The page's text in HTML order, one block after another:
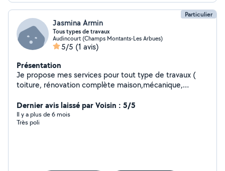
Particulier
Jasmina Armin
Tous types de travaux
Audincourt (Champs Montants-Les Arbues)
5/5 (1 avis)
Présentation
Je propose mes services pour tout type de travaux (
toiture, rénovation complète maison,mécanique,
Dernier avis laissé par Voisin : 5/5
Il y a plus de 6 mois
Très poli